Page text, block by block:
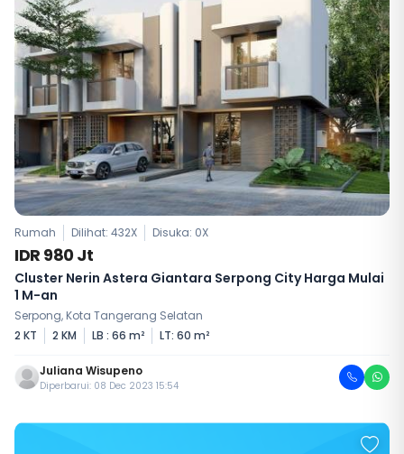
Rumah Dilihat: 432X Disuka: 0X
IDR 980 Jt
Cluster Nerin Astera Giantara Serpong City Harga Mulai
1 M-an
Serpong, Kota Tangerang Selatan
2 KT
2 KM LB : 66 m² LT: 60 m²
Juliana Wisupeno
Diperbarui: 08 Dec 2023 15:54